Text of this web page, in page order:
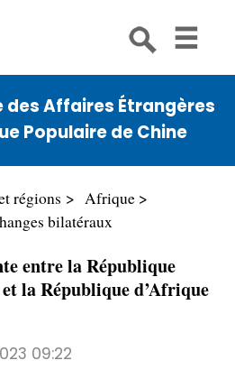
des Affaires Étrangères
Populaire de Chine
régions
Afrique
bilatéraux
entre la République
la République d’Afrique
09:22